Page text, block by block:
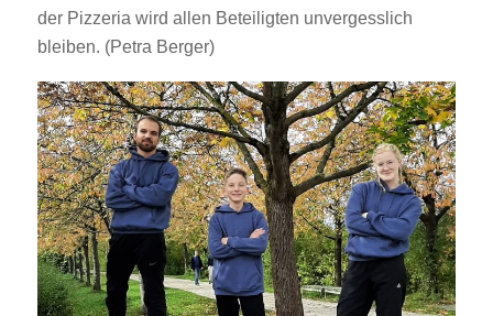
der Pizzeria wird allen Beteiligten unvergesslich
bleiben. (Petra Berger)